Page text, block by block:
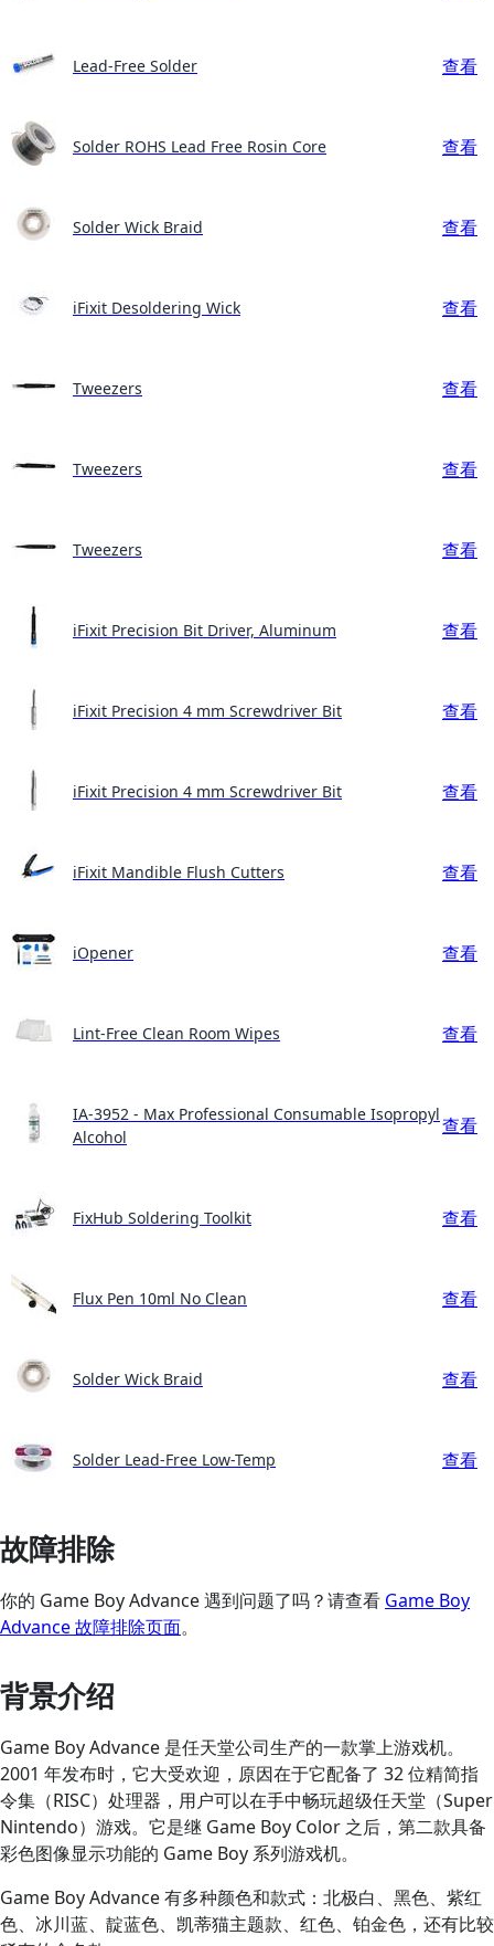
Lead-Free Solder 查看
Solder ROHS Lead Free Rosin Core 查看
Solder Wick Braid 查看
iFixit Desoldering Wick 查看
Tweezers 查看
Tweezers 查看
Tweezers 查看
iFixit Precision Bit Driver, Aluminum 查看
iFixit Precision 4 mm Screwdriver Bit 查看
iFixit Precision 4 mm Screwdriver Bit 查看
iFixit Mandible Flush Cutters 查看
iOpener 查看
Lint-Free Clean Room Wipes 查看
IA-3952 - Max Professional Consumable Isopropyl
Alcohol
查看
FixHub Soldering Toolkit 查看
Flux Pen 10ml No Clean 查看
Solder Wick Braid 查看
Solder Lead-Free Low-Temp 查看
故障排除
你的 Game Boy Advance 遇到问题了吗？请查看 Game Boy
Advance 故障排除页面。
背景介绍
Game Boy Advance 是任天堂公司生产的一款掌上游戏机。
2001 年发布时，它大受欢迎，原因在于它配备了 32 位精简指
令集（RISC）处理器，用户可以在手中畅玩超级任天堂（Super
Nintendo）游戏。它是继 Game Boy Color 之后，第二款具备
彩色图像显示功能的 Game Boy 系列游戏机。
Game Boy Advance 有多种颜色和款式：北极白、黑色、紫红
色、冰川蓝、靛蓝色、凯蒂猫主题款、红色、铂金色，还有比较